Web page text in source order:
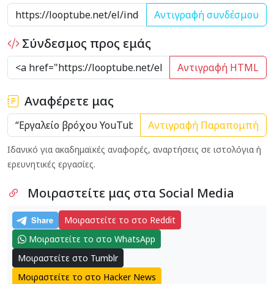
Αντιγραφή συνδέσμου
Σύνδεσμος προς εμάς
Αντιγραφή HTML
Αναφέρετε μας
Αντιγραφή Παραπομπή
Ιδανικό για ακαδημαϊκές αναφορές, αναρτήσεις σε ιστολόγια ή
ερευνητικές εργασίες.
Μοιραστείτε μας στα Social Media
Μοιραστείτε το στο Reddit
Μοιραστείτε το στο WhatsApp
Μοιραστείτε στο Tumblr
Μοιραστείτε το στο Hacker News